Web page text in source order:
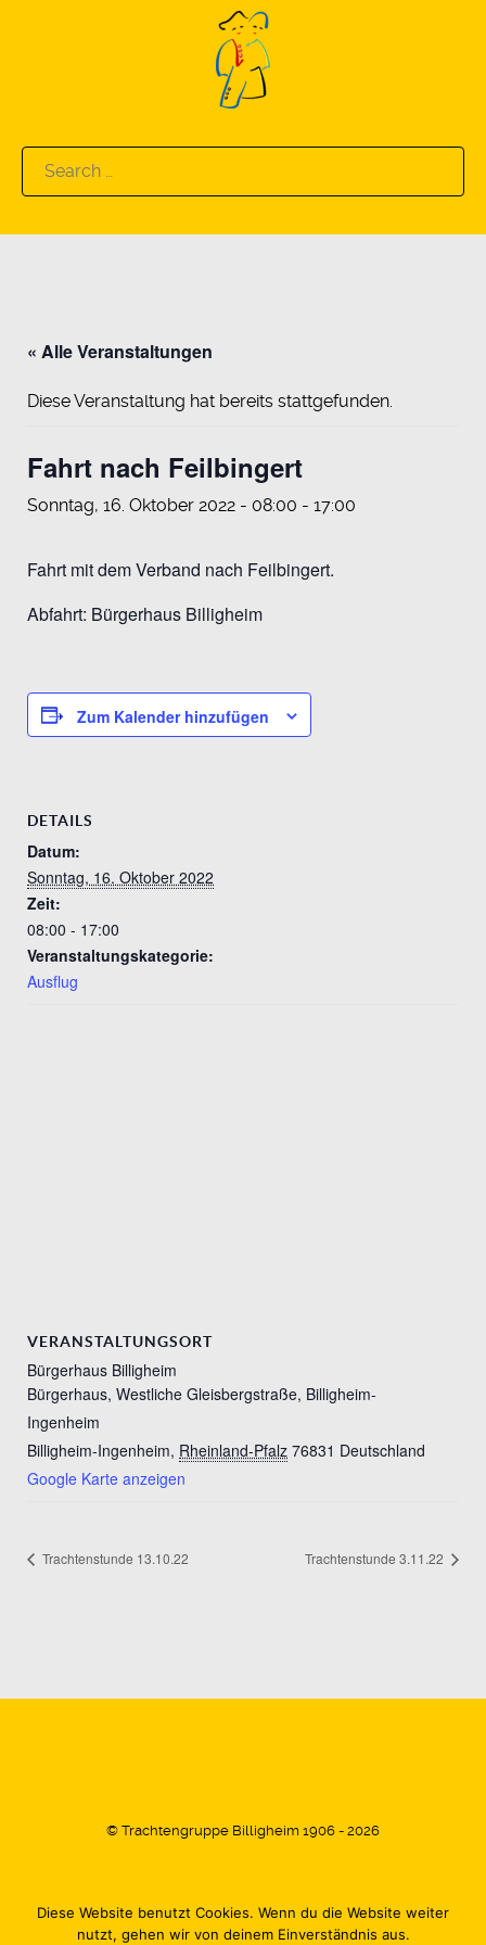
Search
for:
« Alle Veranstaltungen
Diese Veranstaltung hat bereits stattgefunden.
Fahrt nach Feilbingert
Sonntag, 16. Oktober 2022 - 08:00 - 17:00
Fahrt mit dem Verband nach Feilbingert.
Abfahrt: Bürgerhaus Billigheim
Zum Kalender hinzufügen
DETAILS
Datum:
Sonntag, 16. Oktober 2022
Zeit:
08:00 - 17:00
Veranstaltungskategorie:
Ausflug
VERANSTALTUNGSORT
Bürgerhaus Billigheim
Bürgerhaus, Westliche Gleisbergstraße, Billigheim-
Ingenheim
Billigheim-Ingenheim, Rheinland-Pfalz 76831 Deutschland
Google Karte anzeigen
Trachtenstunde 13.10.22 Trachtenstunde 3.11.22
© Trachtengruppe Billigheim 1906 - 2026
Impressum Datenschutz Kontakt
Diese Website benutzt Cookies. Wenn du die Website weiter
nutzt, gehen wir von deinem Einverständnis aus.